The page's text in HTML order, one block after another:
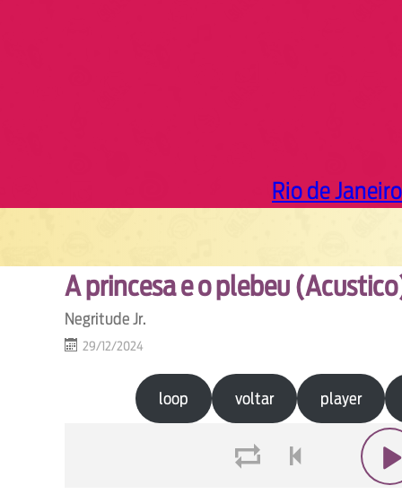
Rio de Janeiro
A princesa e o plebeu
Negritude Jr.
29/12/2024
loop voltar player